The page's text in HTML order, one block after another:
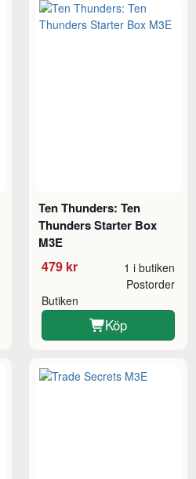
Ten Thunders: Ten
Thunders Starter Box
M3E
479 kr 1 i butiken
Butiken
Postorder
Köp